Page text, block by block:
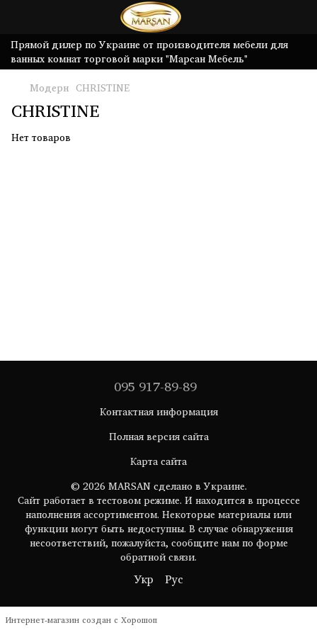
Прямой дилер по Украине от производителя мебели для
ванных комнат торговой марки "Марсан Мебель"
Модерн CHRISTINE
CHRISTINE
Нет товаров
095 917-89-89
Контактная информация
Полная версия сайта
Карта сайта
© 2026 MARSAN сделано в Украине.
Сайт работает в тестовом режиме. И находится в процессе
наполнения ассортиментом. Некоторые материалы или
функции могут быть недоступны. В случае обнаружения
несоответствий, пожалуйста, сообщите нам по форме
обратной связи.
Укр Рус
Интернет-магазин создан с Хорошоп